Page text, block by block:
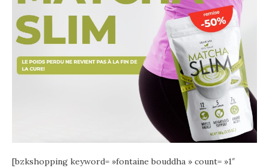
[bzkshopping keyword= »fontaine bouddha » count= »1″